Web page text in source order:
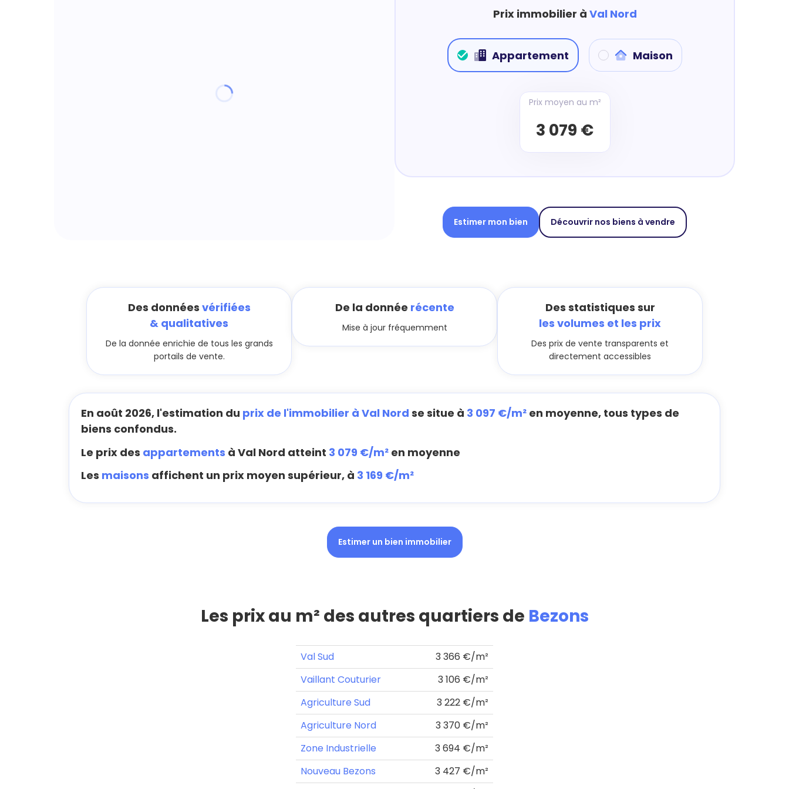
Prix immobilier à Val Nord
Appartement Maison
Prix moyen au m²
3 079 €
Estimer mon bien Découvrir nos biens à vendre
Des données vérifiées
& qualitatives
De la donnée enrichie de tous les grands
portails de vente.
De la donnée récente
Mise à jour fréquemment
Des statistiques sur
les volumes et les prix
Des prix de vente transparents et
directement accessibles
En août 2026, l'estimation du prix de l'immobilier à Val Nord se situe à 3 097 €/m² en moyenne, tous types de
biens confondus.
Le prix des appartements à Val Nord atteint 3 079 €/m² en moyenne
Les maisons affichent un prix moyen supérieur, à 3 169 €/m²
Estimer un bien immobilier
Les prix au m² des autres quartiers de Bezons
Val Sud
3 366 €/m²
Vaillant Couturier
3 106 €/m²
Agriculture Sud
3 222 €/m²
Agriculture Nord
3 370 €/m²
Zone Industrielle
3 694 €/m²
Nouveau Bezons
3 427 €/m²